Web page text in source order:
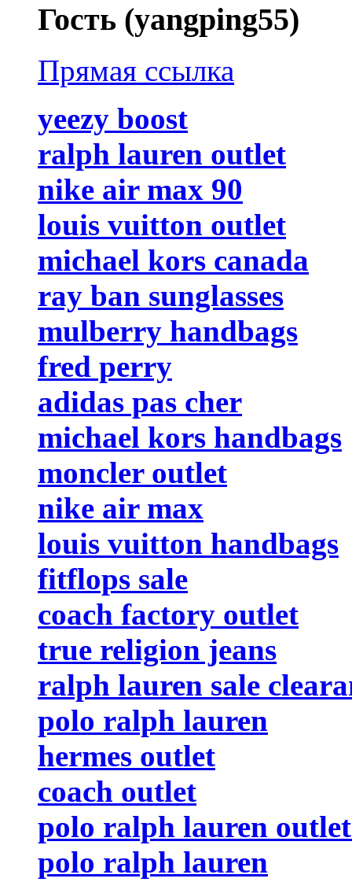
Гость (yangping55)
Прямая ссылка
yeezy boost
ralph lauren outlet
nike air max 90
louis vuitton outlet
michael kors canada
ray ban sunglasses
mulberry handbags
fred perry
adidas pas cher
michael kors handbags
moncler outlet
nike air max
louis vuitton handbags
fitflops sale
coach factory outlet
true religion jeans
ralph lauren sale
polo ralph lauren
hermes outlet
coach outlet
polo ralph lauren
polo ralph lauren